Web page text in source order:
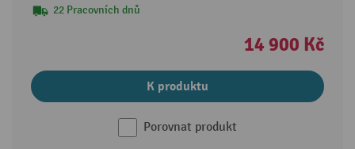
22 Pracovních dnů
14 900 Kč
K produktu
Porovnat produkt